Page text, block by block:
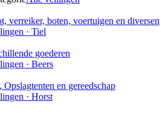
verreiker, boten, voertuigen en diversen
· Tiel
goederen
· Beers
en gereedschap
· Horst